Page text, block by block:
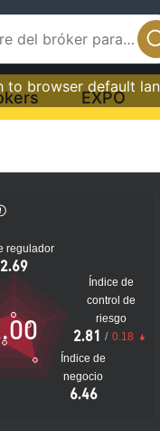
to browser default
EXPO
regulador
2.69
Índice de
negocio
6.46
Índice de
control de
riesgo
2.81 / 0.18